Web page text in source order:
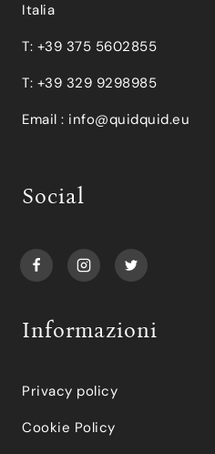
Italia
T: +39 375 5602855
T: +39 329 9298985
Email : info@quidquid.eu
Social
Informazioni
Privacy policy
Cookie Policy